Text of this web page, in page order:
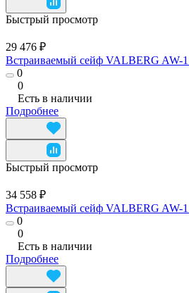
Быстрый просмотр
29 476 ₽
Встраиваемый сейф VALBERG AW-1
0
0
Есть в наличии
Подробнее
Быстрый просмотр
34 558 ₽
Встраиваемый сейф VALBERG AW-
0
0
Есть в наличии
Подробнее